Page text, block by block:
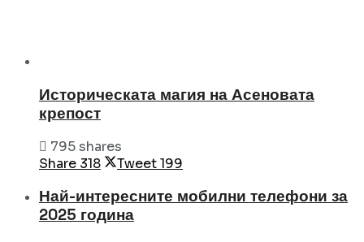
Историческата магия на Асеновата
крепост
795 shares
Share 318 Tweet199
Най-интересните мобилни телефони за
2025 година